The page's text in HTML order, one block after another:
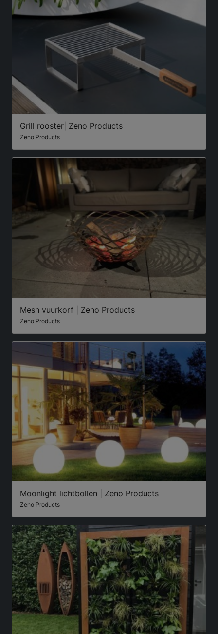
Grill rooster| Zeno Products
Zeno Products
Mesh vuurkorf | Zeno Products
Zeno Products
Moonlight lichtbollen | Zeno Products
Zeno Products